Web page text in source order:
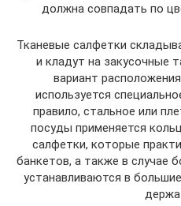
должна совпадать по
Тканевые салфетки
и кладут на закусочные
вариант
используется
правило, стальное или
посуды применяется
салфетки, которые
банкетов, а также в случае
устанавливаются в